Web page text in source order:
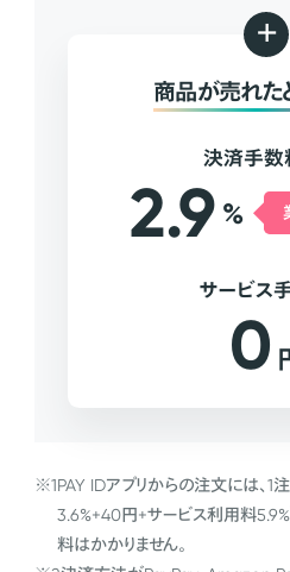
+
商品が売れた
決済手数
2.9 %
サービス
0
※1PAY IDアプリからの注文には、1
3.6%+40円+サービス利用料5.9%
料はかかりません。